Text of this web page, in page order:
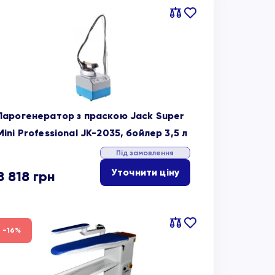
Порівняти
В
з праскою Jack Super
Professional JK-2035, бойлер 3,5 л
818 грн
Під замовлення
Уточнити ціну
Порівняти
В
-16%